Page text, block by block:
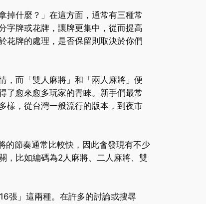
掉什麼？」在這方面，通常有三種常
字牌或花牌，讓牌更集中，從而提高
花牌的處理，是否保留則取決於你們
，而「雙人麻將」和「兩人麻將」便
了愈來愈多玩家的青睞。新手們最常
樣，從台灣一般流行的版本，到夜市
節奏通常比較快，因此會發現有不少
，比如編碼為2人麻將、二人麻將、雙
張」這兩種。在許多的討論或搜尋